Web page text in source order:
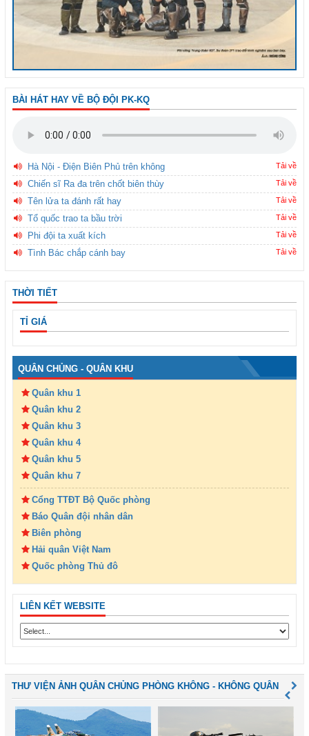
BÀI HÁT HAY VỀ BỘ ĐỘI PK-KQ
Hà Nội - Điện Biên Phủ trên không Tải về
Chiến sĩ Ra đa trên chốt biên thùy Tải về
Tên lửa ta đánh rất hay Tải về
Tổ quốc trao ta bầu trời Tải về
Phi đội ta xuất kích Tải về
Tình Bác chắp cánh bay Tải về
THỜI TIẾT
TỈ GIÁ
QUÂN CHỦNG - QUÂN KHU
Quân khu 1
Quân khu 2
Quân khu 3
Quân khu 4
Quân khu 5
Quân khu 7
Cổng TTĐT Bộ Quốc phòng
Báo Quân đội nhân dân
Biên phòng
Hải quân Việt Nam
Quốc phòng Thủ đô
LIÊN KẾT WEBSITE
THƯ VIỆN ẢNH QUÂN CHỦNG PHÒNG KHÔNG - KHÔNG QUÂN